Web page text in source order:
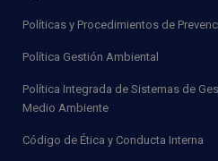
Políticas y Procedimientos de
Política Gestión Ambiental
Política Integrada de Sistemas de
Medio Ambiente
Código de Ética y Conducta Interna